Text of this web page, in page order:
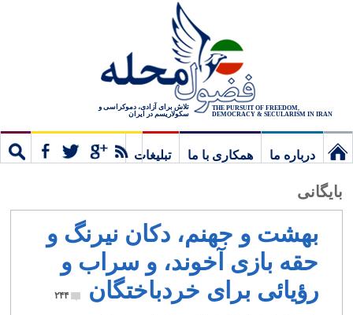
THE PURSUIT OF FREEDOM,
DEMOCRACY & SECULARISM IN IRAN
تلاش برای آزادی، دموکراسی و
سکولاریسم در ایران
درباره ما همکاری با ما
تبلیغات
بایگانی
بهشت و جهنم، دکان نیرنگ و
حقه بازی آخوند، و سراب و
رؤیائی برای خردباختگان
۲۴۴